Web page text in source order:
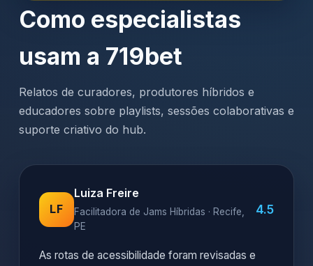
Como especialistas
usam a 719bet
Relatos de curadores, produtores híbridos e
educadores sobre playlists, sessões colaborativas e
suporte criativo do hub.
LF
Luiza Freire
Facilitadora de Jams Híbridas · Recife,
PE
4.5
As rotas de acessibilidade foram revisadas e